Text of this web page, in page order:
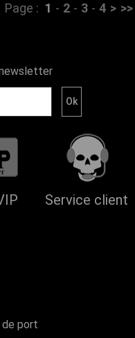
Page : 1 - 2 - 3 - 4 > >>
Service client
de port